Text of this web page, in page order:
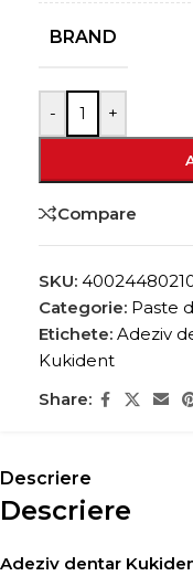
BRAND
- +
Compare
SKU:
Categorie: Paste
Etichete: Adeziv
Kukident
Share:
Descriere
Descriere
Adeziv dentar